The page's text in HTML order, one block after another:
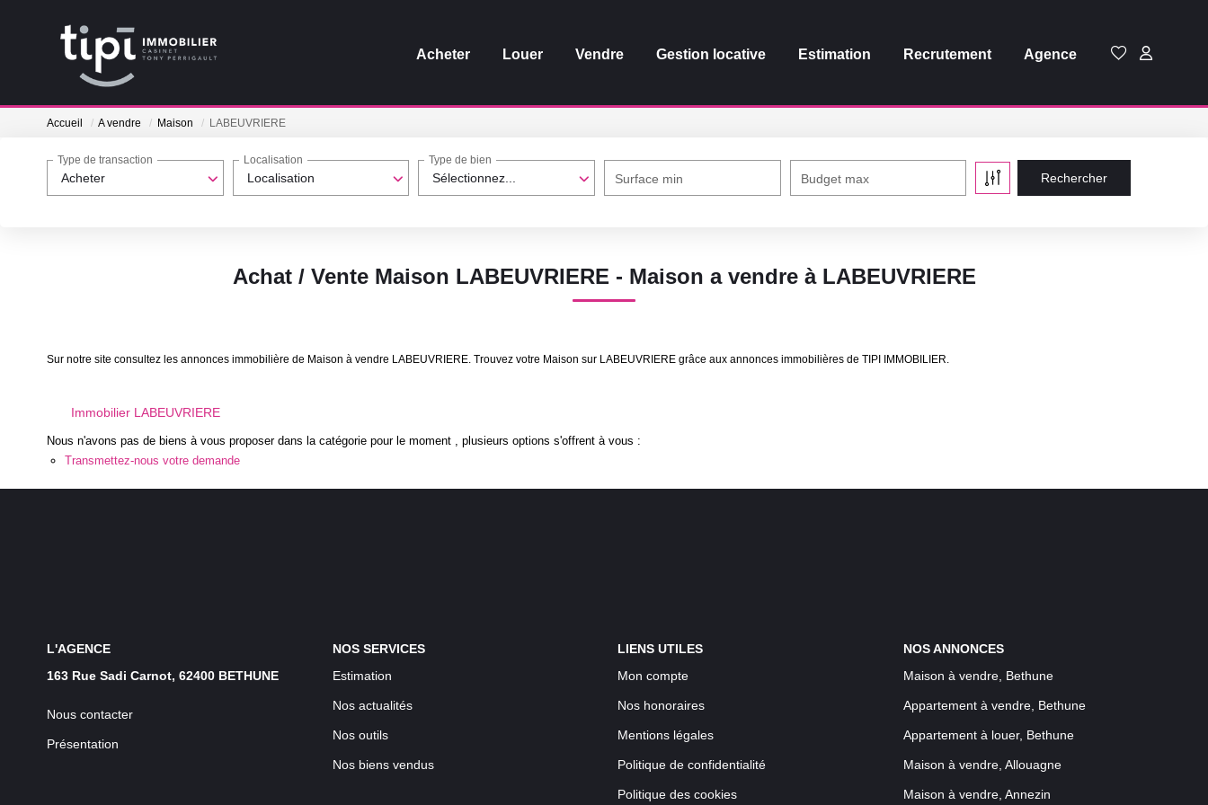
Acheter Louer Vendre Gestion locative Estimation Recrutement Agence
Accueil A vendre Maison LABEUVRIERE
Acheter
Type de transaction
Localisation
Localisation
Sélectionnez...
Type de bien
Surface min Budget max
Achat / Vente Maison LABEUVRIERE - Maison a vendre à LABEUVRIERE
Sur notre site consultez les annonces immobilière de Maison à vendre LABEUVRIERE. Trouvez votre Maison sur LABEUVRIERE grâce aux annonces immobilières de TIPI IMMOBILIER.
Immobilier LABEUVRIERE
Nous n'avons pas de biens à vous proposer dans la catégorie pour le moment , plusieurs options s'offrent à vous :
Transmettez-nous votre demande
L'AGENCE
163 Rue Sadi Carnot, 62400 BETHUNE
Nous contacter
Présentation
NOS SERVICES
Estimation
Nos actualités
Nos outils
Nos biens vendus
LIENS UTILES
Mon compte
Nos honoraires
Mentions légales
Politique de confidentialité
Politique des cookies
NOS ANNONCES
Maison à vendre, Bethune
Appartement à vendre, Bethune
Appartement à louer, Bethune
Maison à vendre, Allouagne
Maison à vendre, Annezin